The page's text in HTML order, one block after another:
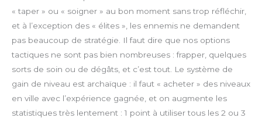
« taper » ou « soigner » au bon moment sans trop réfléchir,
et à l’exception des « élites », les ennemis ne demandent
pas beaucoup de stratégie. Il faut dire que nos options
tactiques ne sont pas bien nombreuses : frapper, quelques
sorts de soin ou de dégâts, et c’est tout. Le système de
gain de niveau est archaïque : il faut « acheter » des niveaux
en ville avec l’expérience gagnée, et on augmente les
statistiques très lentement : 1 point à utiliser tous les 2 ou 3